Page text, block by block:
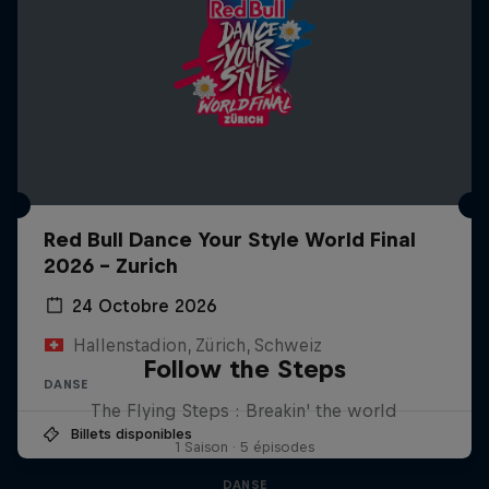
Red Bull Dance Your Style World Final
2026 - Zurich
24 Octobre 2026
Hallenstadion, Zürich, Schweiz
DANSE
Billets disponibles
Follow the Steps
The Flying Steps : Breakin' the world
1 Saison · 5 épisodes
DANSE